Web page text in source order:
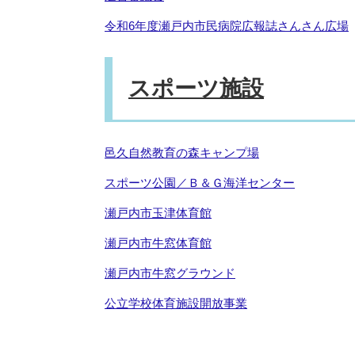
令和6年度瀬戸内市民病院広報誌さんさん広場
スポーツ施設
邑久自然教育の森キャンプ場
スポーツ公園／Ｂ＆Ｇ海洋センター
瀬戸内市玉津体育館
瀬戸内市牛窓体育館
瀬戸内市牛窓グラウンド
公立学校体育施設開放事業